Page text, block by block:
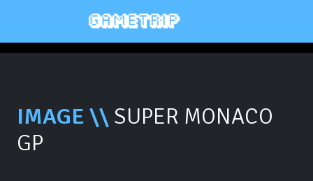
IMAGE \\ SUPER MONACO
GP